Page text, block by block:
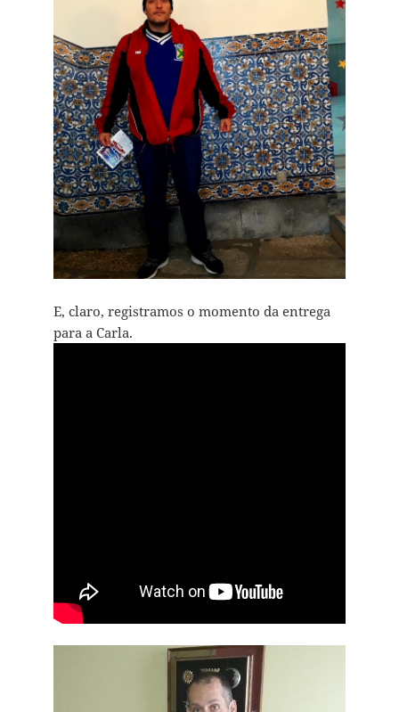
E, claro, registramos o momento da entrega
para a Carla.